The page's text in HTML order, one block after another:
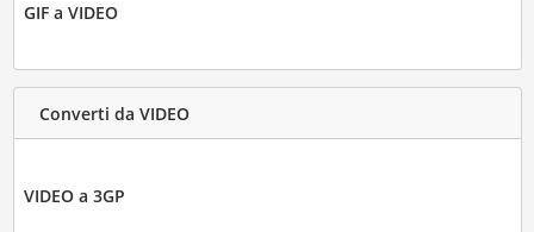
GIF a VIDEO
Converti da VIDEO
VIDEO a 3GP